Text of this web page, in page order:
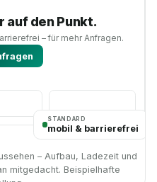
auf den Punkt.
– für mehr Anfragen.
STANDARD
mobil & barrierefrei
– Aufbau, Ladezeit und
mitgedacht. Beispielhafte